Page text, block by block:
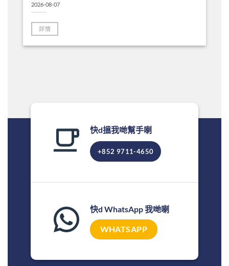
2026-08-07
詳情
快d搵我哋幫手喇
+852 9711-4650
快d WhatsApp 我哋喇
WHATSAPP